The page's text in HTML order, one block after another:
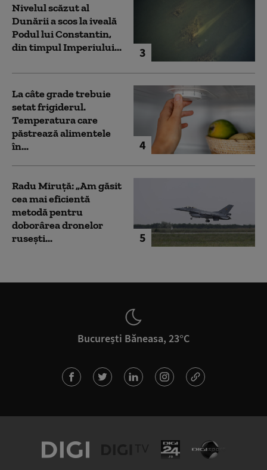
3
Nivelul scăzut al
Dunării a scos la iveală
Podul lui Constantin,
din timpul Imperiului...
4
La câte grade trebuie
setat frigiderul.
Temperatura care
păstrează alimentele
în...
5
Radu Miruță: „Am găsit
cea mai eficientă
metodă pentru
doborârea dronelor
rusești...
București Băneasa, 23°C